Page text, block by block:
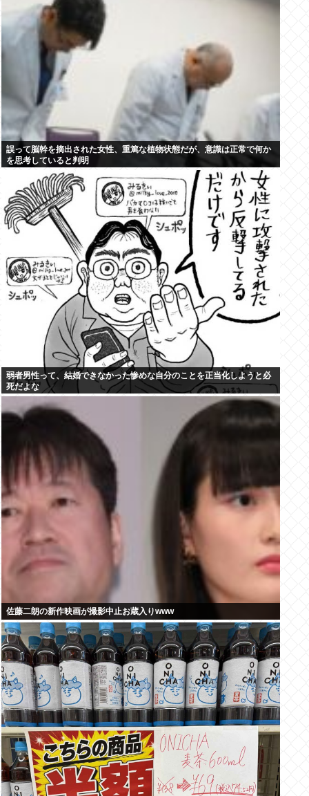
誤って脳幹を摘出された女性、重篤な植物状態だが、意識は正常で何か
を思考していると判明
弱者男性って、結婚できなかった惨めな自分のことを正当化しようと必
死だよな
佐藤二朗の新作映画が撮影中止お蔵入りwww